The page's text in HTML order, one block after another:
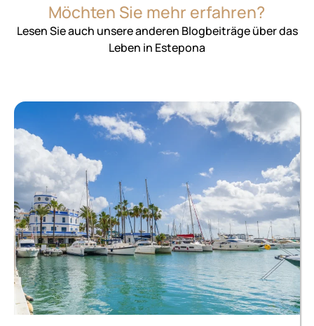
Möchten Sie mehr erfahren?
Lesen Sie auch unsere anderen Blogbeiträge über das
Leben in Estepona